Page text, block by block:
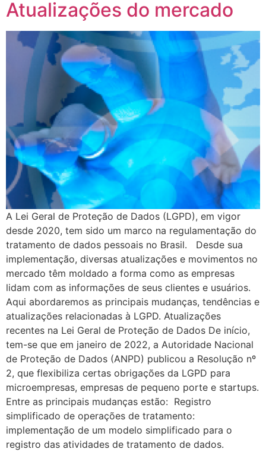
Atualizações do mercado
A Lei Geral de Proteção de Dados (LGPD), em vigor
desde 2020, tem sido um marco na regulamentação do
tratamento de dados pessoais no Brasil. Desde sua
implementação, diversas atualizações e movimentos no
mercado têm moldado a forma como as empresas
lidam com as informações de seus clientes e usuários.
Aqui abordaremos as principais mudanças, tendências e
atualizações relacionadas à LGPD. Atualizações
recentes na Lei Geral de Proteção de Dados De início,
tem-se que em janeiro de 2022, a Autoridade Nacional
de Proteção de Dados (ANPD) publicou a Resolução nº
2, que flexibiliza certas obrigações da LGPD para
microempresas, empresas de pequeno porte e startups.
Entre as principais mudanças estão: Registro
simplificado de operações de tratamento:
implementação de um modelo simplificado para o
registro das atividades de tratamento de dados.